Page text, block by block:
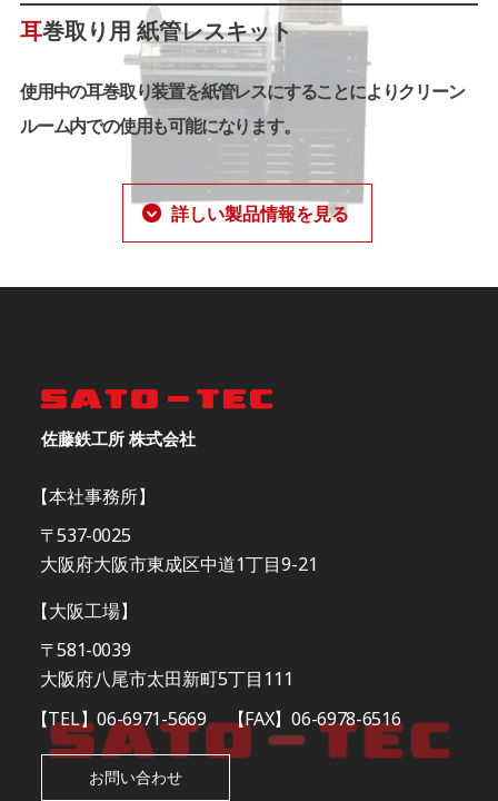
耳巻取り用 紙管レスキット
使用中の耳巻取り装置を紙管レスにすることによりクリーン
ルーム内での使用も可能になります。
詳しい製品情報を見る
佐藤鉄工所 株式会社
【本社事務所】
〒537-0025
大阪府大阪市東成区中道1丁目9-21
【大阪工場】
〒581-0039
大阪府八尾市太田新町5丁目111
【TEL】06-6971-5669
【FAX】06-6978-6516
お問い合わせ